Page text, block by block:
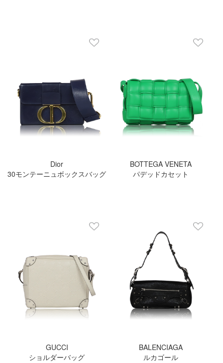
Dior
30モンテーニュボックスバッグ
BOTTEGA VENETA
パデッドカセット
GUCCI
ショルダーバッグ
BALENCIAGA
ルカゴール